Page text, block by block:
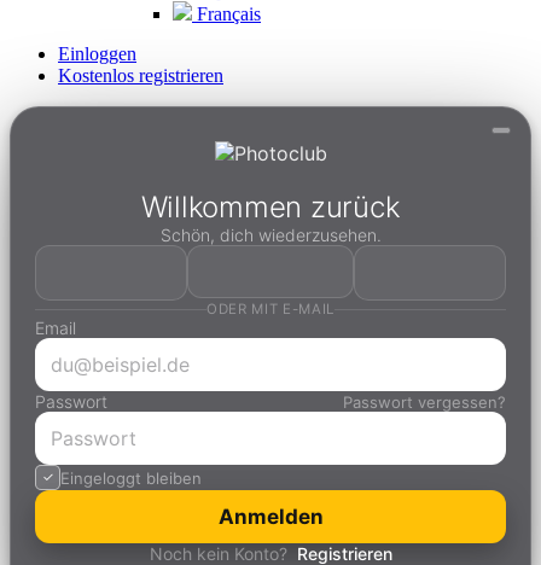
Français
Einloggen
Kostenlos registrieren
Willkommen zurück
Schön, dich wiederzusehen.
ODER MIT E-MAIL
Email
Passwort Passwort vergessen?
Eingeloggt bleiben
Anmelden
Noch kein Konto? Registrieren